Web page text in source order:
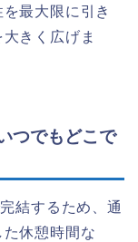
最大限に引き
きく広げま
つでもどこで
結するため、通
休憩時間な